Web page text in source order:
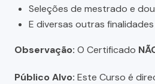
Seleções de mestrado e
E diversas outras finalidades
Observação: O Certificado
Público Alvo: Este Curso é